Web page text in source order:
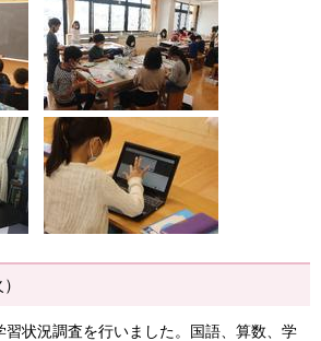
習状況調査を行いました。国語、算数、学